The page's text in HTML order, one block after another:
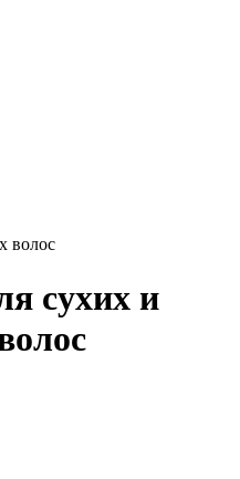
волос
сухих и